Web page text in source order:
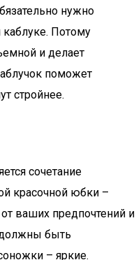
нужно
Потому
и делает
поможет
стройнее.
сочетание
красочной юбки –
ваших предпочтений и
должны быть
– яркие.